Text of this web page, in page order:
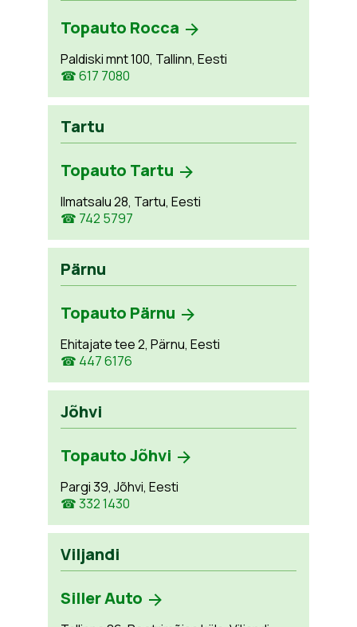
Topauto Rocca
Paldiski mnt 100, Tallinn, Eesti
☎ 617 7080
Tartu
Topauto Tartu
Ilmatsalu 28, Tartu, Eesti
☎ 742 5797
Pärnu
Topauto Pärnu
Ehitajate tee 2, Pärnu, Eesti
☎ 447 6176
Jõhvi
Topauto Jõhvi
Pargi 39, Jõhvi, Eesti
☎ 332 1430
Viljandi
Siller Auto